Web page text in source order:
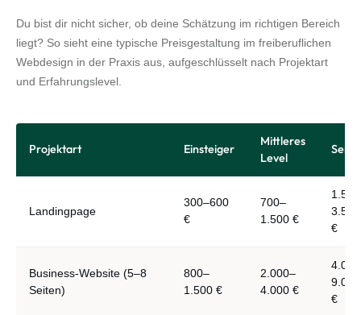
Du bist dir nicht sicher, ob deine Schätzung im richtigen Bereich
liegt? So sieht eine typische Preisgestaltung im freiberuflichen
Webdesign in der Praxis aus, aufgeschlüsselt nach Projektart
und Erfahrungslevel.
Projektart Einsteiger
Mittleres
Level
Landingpage
300–600
€
700–
1.500 €
3.500
€
Business-Website (5–8
Seiten)
800–
1.500 €
2.000–
4.000 €
9.000
€